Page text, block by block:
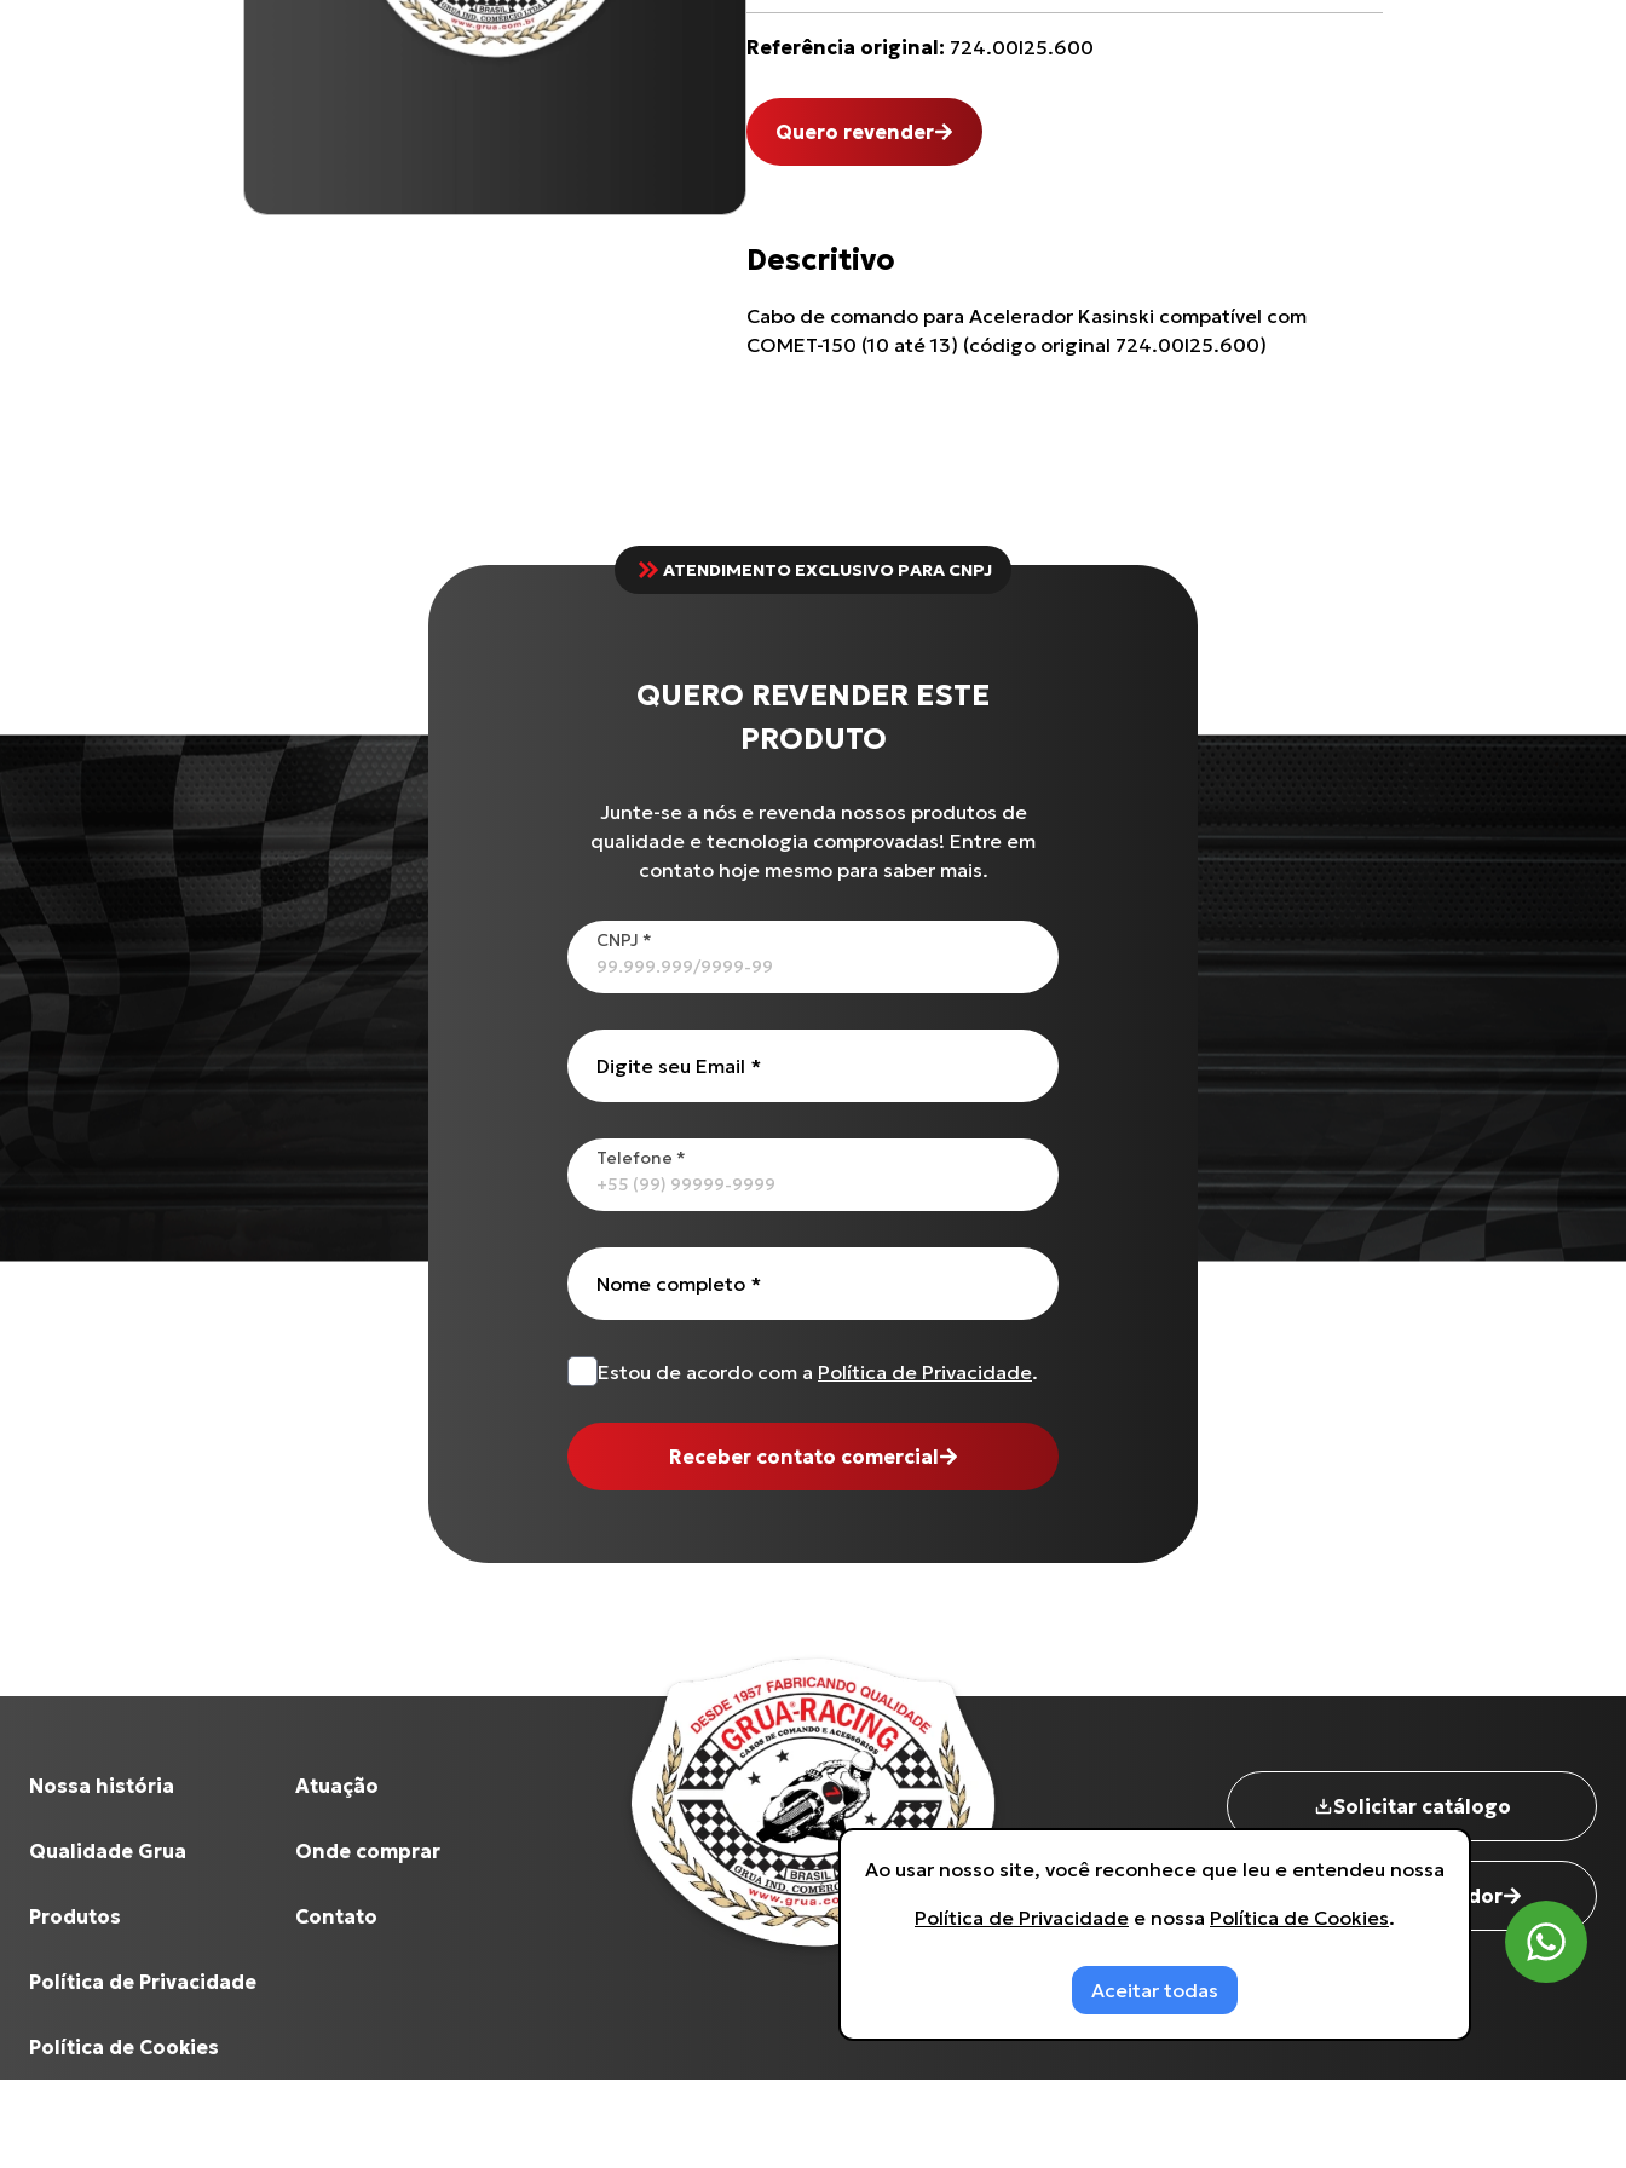
Referência original: 724.00I25.600
Quero revender
Descritivo
Cabo de comando para Acelerador Kasinski compatível com
COMET-150 (10 até 13) (código original 724.00I25.600)
ATENDIMENTO EXCLUSIVO PARA CNPJ
QUERO REVENDER ESTE
PRODUTO
Junte-se a nós e revenda nossos produtos de
qualidade e tecnologia comprovadas! Entre em
contato hoje mesmo para saber mais.
CNPJ *
Digite seu Email *
Telefone *
Nome completo *
Estou de acordo com a Política de Privacidade.
Receber contato comercial
Nossa história
Qualidade Grua
Produtos
Política de Privacidade
Política de Cookies
Atuação
Onde comprar
Contato
Solicitar catálogo
Seja um revendedor
Digite seu Email *
Estou de acordo com aPolítica de Privacidade.
Ao usar nosso site, você reconhece que leu e entendeu nossa
Política de Privacidade e nossa Política de Cookies.
Aceitar todas